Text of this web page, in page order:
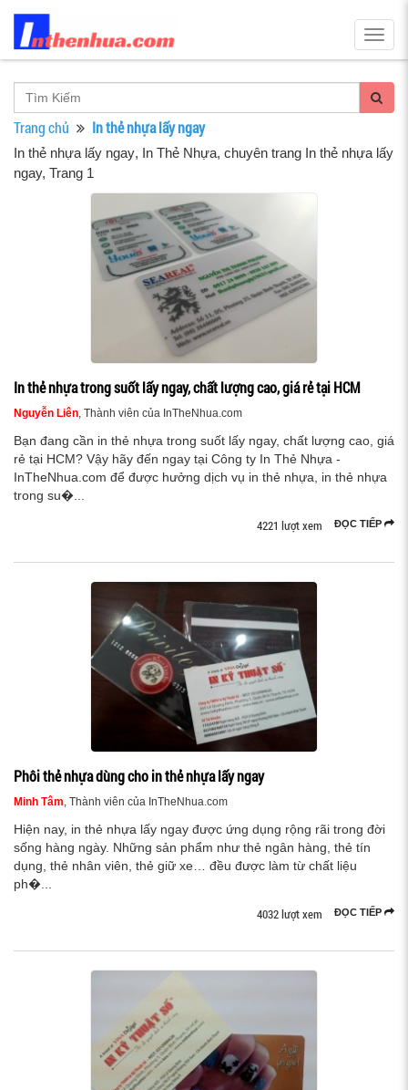
Trang chủ In thẻ nhựa lấy ngay
In thẻ nhựa lấy ngay, In Thẻ Nhựa, chuyên trang In thẻ nhựa lấy
ngay, Trang 1
In thẻ nhựa trong suốt lấy ngay, chất lượng cao, giá rẻ tại HCM
Nguyễn Liên, Thành viên của InTheNhua.com
Bạn đang cần in thẻ nhựa trong suốt lấy ngay, chất lượng cao, giá
rẻ tại HCM? Vậy hãy đến ngay tại Công ty In Thẻ Nhựa -
InTheNhua.com để được hưởng dịch vụ in thẻ nhựa, in thẻ nhựa
trong su�...
ĐỌC TIẾP
4221 lượt xem
Phôi thẻ nhựa dùng cho in thẻ nhựa lấy ngay
Minh Tâm, Thành viên của InTheNhua.com
Hiện nay, in thẻ nhựa lấy ngay được ứng dụng rộng rãi trong đời
sống hàng ngày. Những sản phẩm như thẻ ngân hàng, thẻ tín
dụng, thẻ nhân viên, thẻ giữ xe… đều được làm từ chất liệu
ph�...
ĐỌC TIẾP
4032 lượt xem